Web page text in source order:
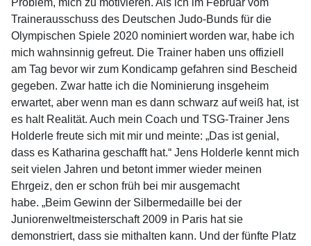
Problem, mich zu motivieren. Als ich im Februar vom
Trainerausschuss des Deutschen Judo-Bunds für die
Olympischen Spiele 2020 nominiert worden war, habe ich
mich wahnsinnig gefreut. Die Trainer haben uns offiziell
am Tag bevor wir zum Kondicamp gefahren sind Bescheid
gegeben. Zwar hatte ich die Nominierung insgeheim
erwartet, aber wenn man es dann schwarz auf weiß hat, ist
es halt Realität. Auch mein Coach und TSG-Trainer Jens
Holderle freute sich mit mir und meinte: „Das ist genial,
dass es Katharina geschafft hat.“ Jens Holderle kennt mich
seit vielen Jahren und betont immer wieder meinen
Ehrgeiz, den er schon früh bei mir ausgemacht
habe. „Beim Gewinn der Silbermedaille bei der
Juniorenweltmeisterschaft 2009 in Paris hat sie
demonstriert, dass sie mithalten kann. Und der fünfte Platz